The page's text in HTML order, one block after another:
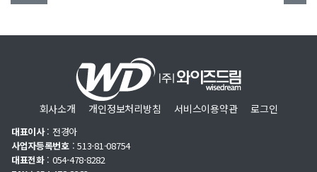
회사소개 개인정보처리방침 서비스이용약관 로그인
대표이사: 전경아
사업자등록번호: 513-81-08754
대표전화: 054-478-8282